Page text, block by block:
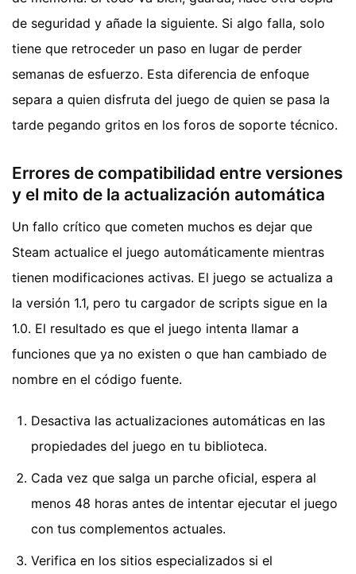
de seguridad y añade la siguiente. Si algo falla, solo
tiene que retroceder un paso en lugar de perder
semanas de esfuerzo. Esta diferencia de enfoque
separa a quien disfruta del juego de quien se pasa la
tarde pegando gritos en los foros de soporte técnico.
Errores de compatibilidad entre versiones
y el mito de la actualización automática
Un fallo crítico que cometen muchos es dejar que
Steam actualice el juego automáticamente mientras
tienen modificaciones activas. El juego se actualiza a
la versión 1.1, pero tu cargador de scripts sigue en la
1.0. El resultado es que el juego intenta llamar a
funciones que ya no existen o que han cambiado de
nombre en el código fuente.
Desactiva las actualizaciones automáticas en las
propiedades del juego en tu biblioteca.
Cada vez que salga un parche oficial, espera al
menos 48 horas antes de intentar ejecutar el juego
con tus complementos actuales.
Verifica en los sitios especializados si el